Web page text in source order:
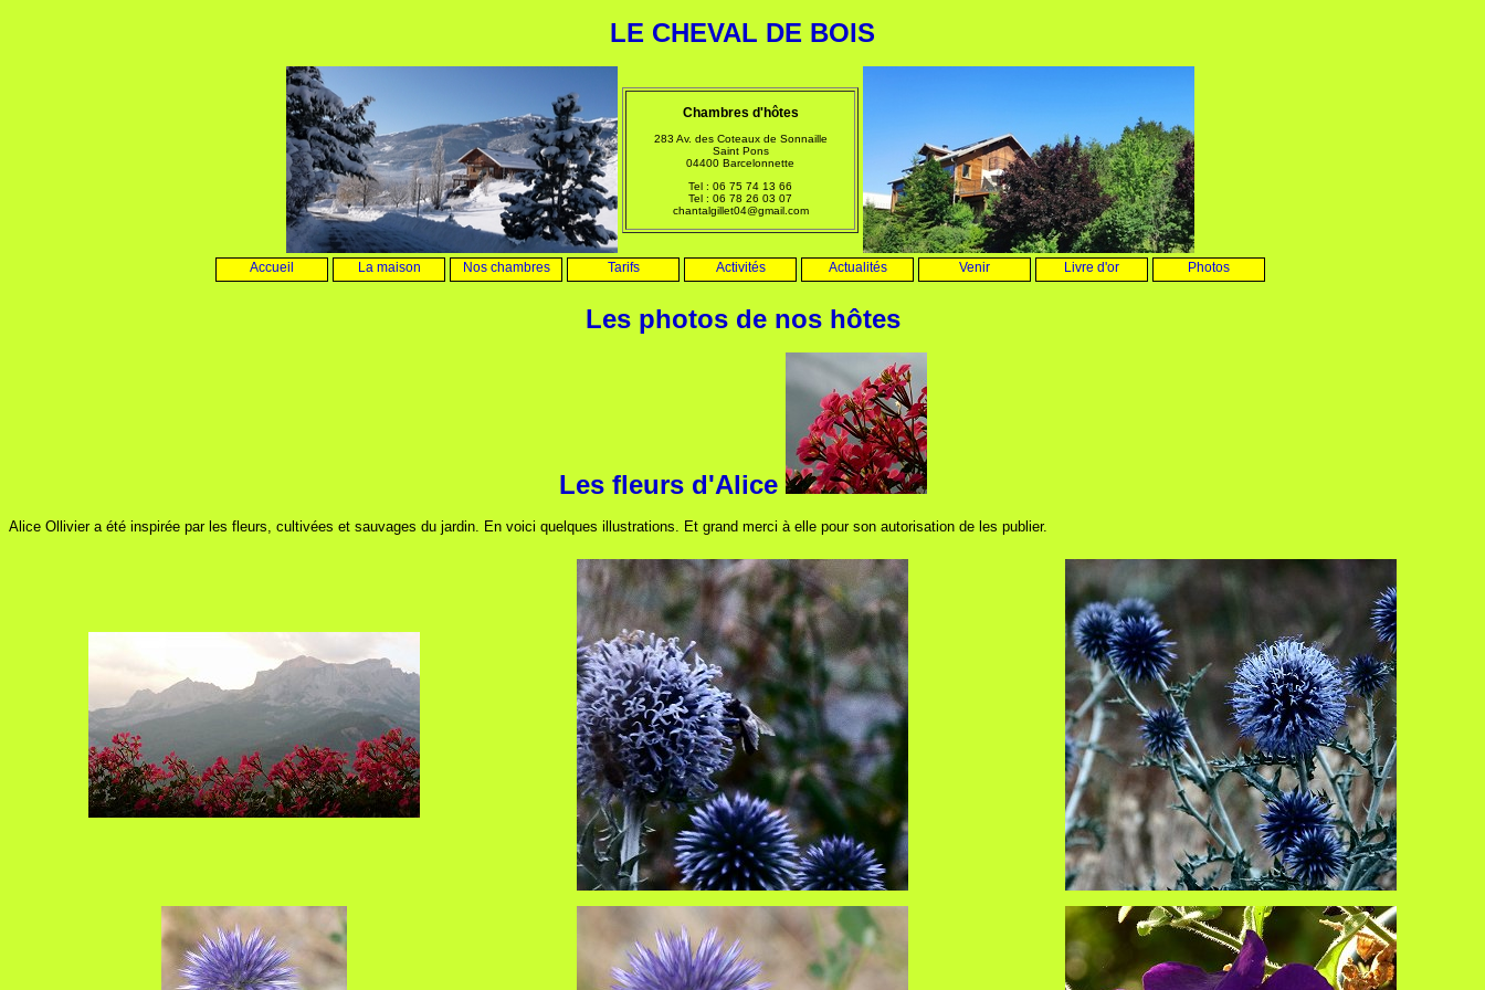
LE CHEVAL DE BOIS
Chambres d'hôtes
283 Av. des Coteaux de Sonnaille
Saint Pons
04400 Barcelonnette
Tel : 06 75 74 13 66
Tel : 06 78 26 03 07
chantalgillet04@gmail.com
Accueil La maison Nos chambres Tarifs Activités Actualités Venir Livre d'or Photos
Les photos de nos hôtes
Les fleurs d'Alice
Alice Ollivier a été inspirée par les fleurs, cultivées et sauvages du jardin. En voici quelques illustrations. Et grand merci à elle pour son autorisation de les publier.